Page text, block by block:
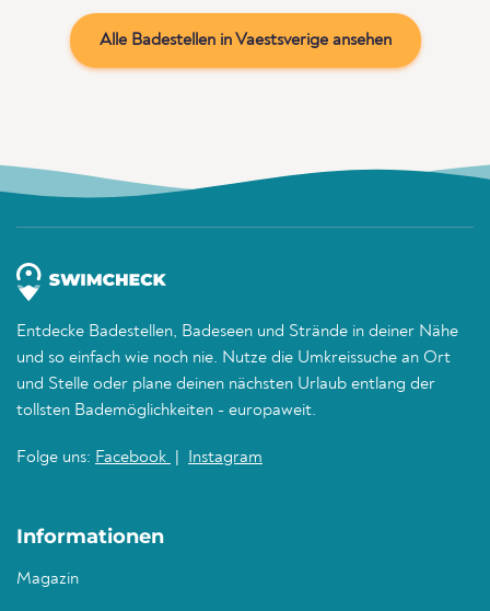
Alle Badestellen in Vaestsverige ansehen
Entdecke Badestellen, Badeseen und Strände in deiner Nähe
und so einfach wie noch nie. Nutze die Umkreissuche an Ort
und Stelle oder plane deinen nächsten Urlaub entlang der
tollsten Bademöglichkeiten - europaweit.
Folge uns: Facebook Instagram
Informationen
Magazin